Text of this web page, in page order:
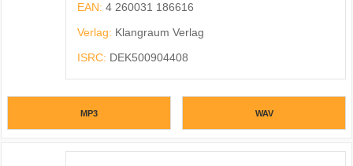
EAN: 4 260031 186616
Verlag: Klangraum Verlag
ISRC: DEK500904408
MP3 WAV